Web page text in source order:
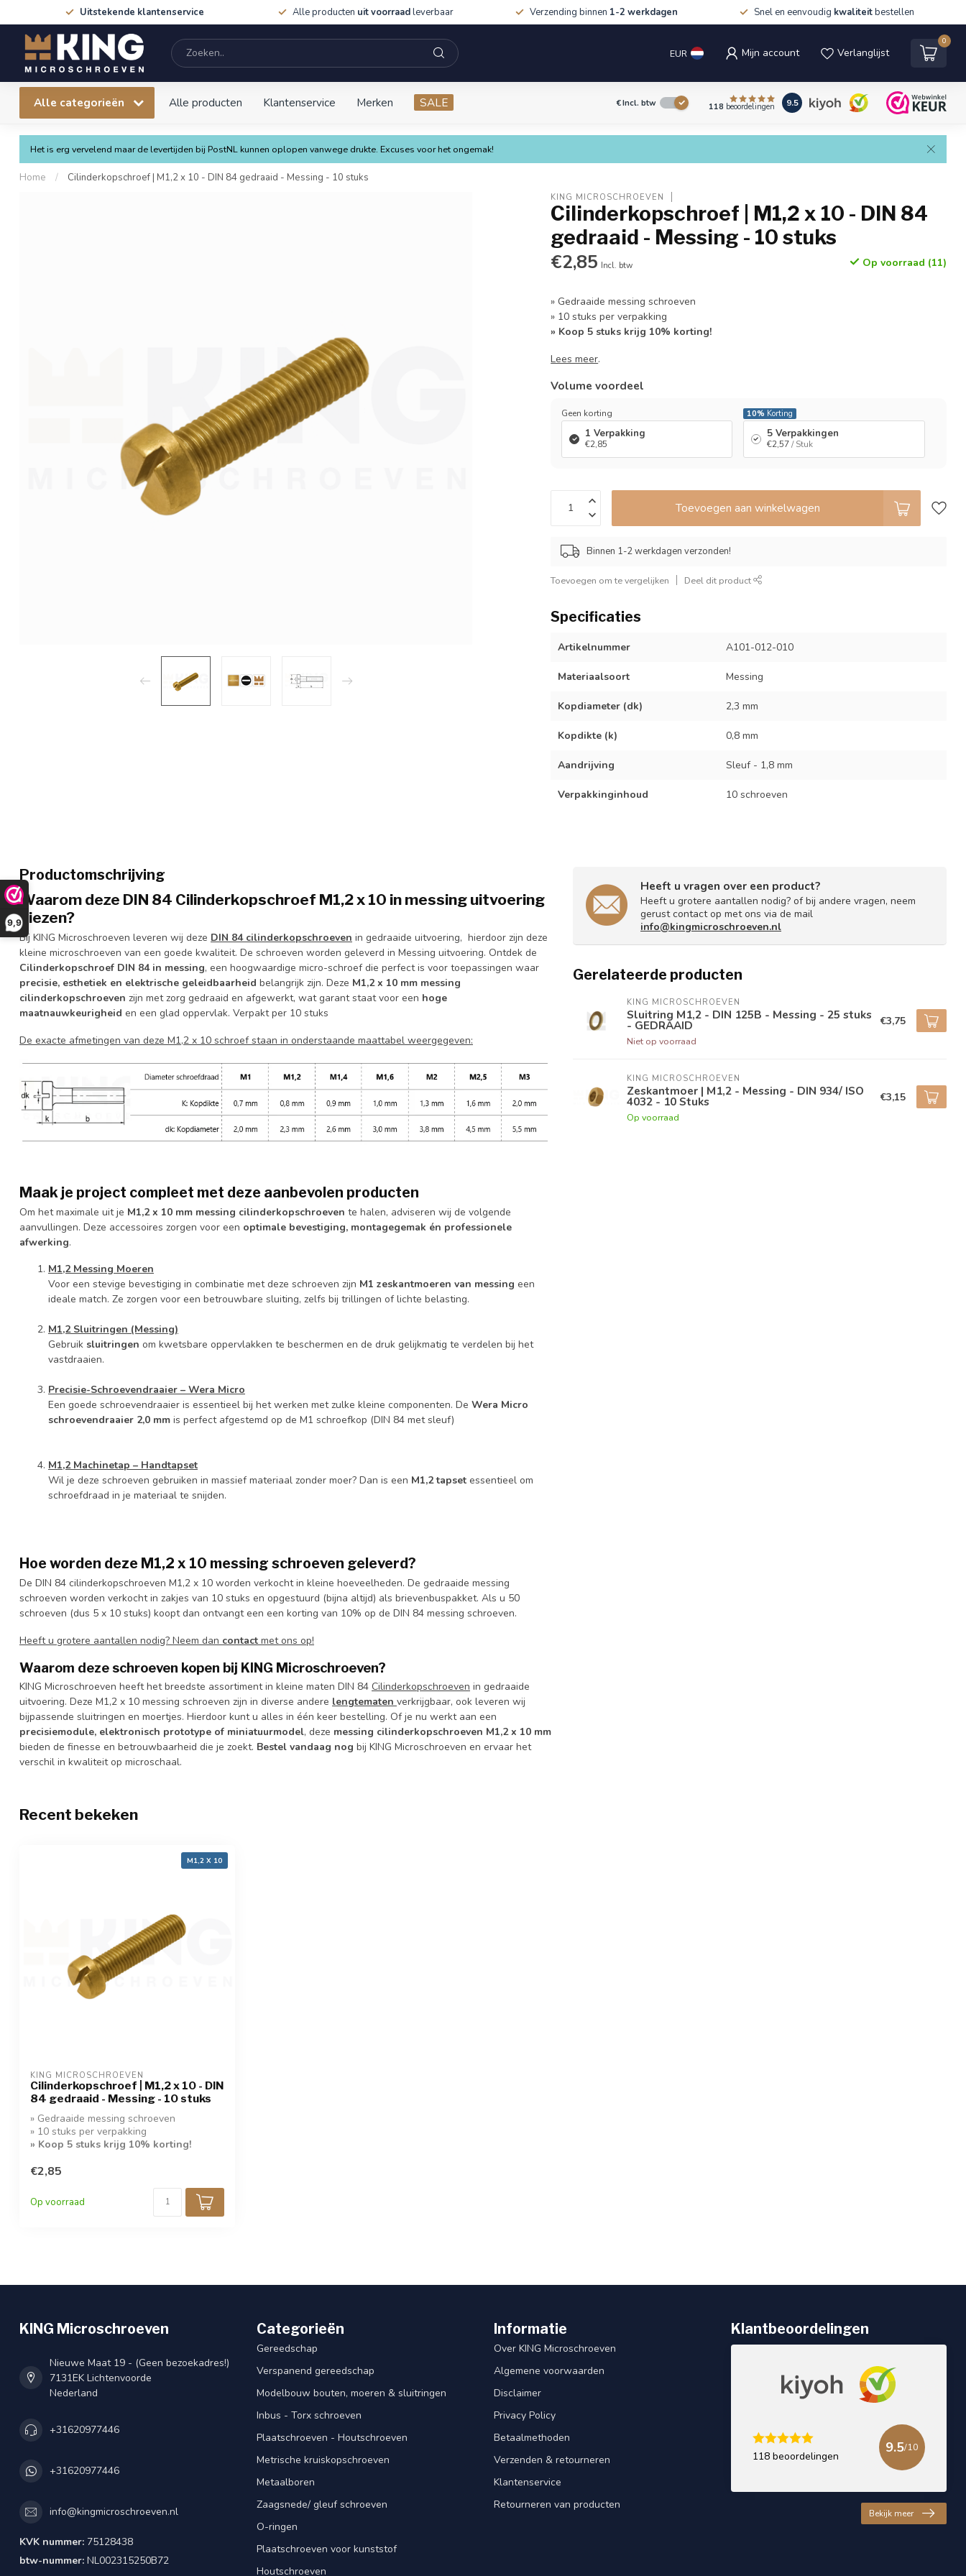
9,9
Uitstekende klantenservice Alle producten uit voorraadleverbaar Verzending binnen 1-2 werkdagen Snel en eenvoudig kwaliteitbestellen
EUR Mijn account Verlanglijst
0
Alle categorieën Alle producten Klantenservice Merken SALE €Incl. btw 118 beoordelingen 9.5
Het is erg vervelend maar de levertijden bij PostNL kunnen oplopen vanwege drukte. Excuses voor het ongemak!
Home / Cilinderkopschroef | M1,2 x 10 - DIN 84 gedraaid - Messing - 10 stuks
KING MICROSCHROEVEN
Cilinderkopschroef | M1,2 x 10 - DIN 84
gedraaid - Messing - 10 stuks
€2,85 Incl. btw Op voorraad (11)
» Gedraaide messing schroeven
» 10 stuks per verpakking
» Koop 5 stuks krijg 10% korting!
Lees meer.
Volume voordeel
Geen korting
1 Verpakking
€2,85
10% Korting
5 Verpakkingen
€2,57 / Stuk
Toevoegen aan winkelwagen
Binnen 1-2 werkdagen verzonden!
Toevoegen om te vergelijken Deel dit product
Specificaties
Artikelnummer A101-012-010
Materiaalsoort Messing
Kopdiameter (dk) 2,3 mm
Kopdikte (k) 0,8 mm
Aandrijving Sleuf - 1,8 mm
Verpakkinginhoud 10 schroeven
Productomschrijving
Waarom deze DIN 84 Cilinderkopschroef M1,2 x 10 in messing uitvoering
kiezen?
Bij KING Microschroeven leveren wij deze DIN 84 cilinderkopschroeven in gedraaide uitvoering, hierdoor zijn deze
kleine microschroeven van een goede kwaliteit. De schroeven worden geleverd in Messing uitvoering. Ontdek de
Cilinderkopschroef DIN 84 in messing, een hoogwaardige micro-schroef die perfect is voor toepassingen waar
precisie, esthetiek en elektrische geleidbaarheid belangrijk zijn. Deze M1,2 x 10 mm messing
cilinderkopschroeven zijn met zorg gedraaid en afgewerkt, wat garant staat voor een hoge
maatnauwkeurigheid en een glad oppervlak. Verpakt per 10 stuks
De exacte afmetingen van deze M1,2 x 10 schroef staan in onderstaande maattabel weergegeven:
Maak je project compleet met deze aanbevolen producten
Om het maximale uit je M1,2 x 10 mm messing cilinderkopschroeven te halen, adviseren wij de volgende
aanvullingen. Deze accessoires zorgen voor een optimale bevestiging, montagegemak én professionele
afwerking.
M1,2 Messing Moeren
Voor een stevige bevestiging in combinatie met deze schroeven zijn M1 zeskantmoeren van messing een
ideale match. Ze zorgen voor een betrouwbare sluiting, zelfs bij trillingen of lichte belasting.
M1,2 Sluitringen (Messing)
Gebruik sluitringen om kwetsbare oppervlakken te beschermen en de druk gelijkmatig te verdelen bij het
vastdraaien.
Precisie-Schroevendraaier – Wera Micro
Een goede schroevendraaier is essentieel bij het werken met zulke kleine componenten. De Wera Micro
schroevendraaier 2,0 mm is perfect afgestemd op de M1 schroefkop (DIN 84 met sleuf)
M1,2 Machinetap – Handtapset
Wil je deze schroeven gebruiken in massief materiaal zonder moer? Dan is een M1,2 tapset essentieel om
schroefdraad in je materiaal te snijden.
Hoe worden deze M1,2 x 10 messing schroeven geleverd?
De DIN 84 cilinderkopschroeven M1,2 x 10 worden verkocht in kleine hoeveelheden. De gedraaide messing
schroeven worden verkocht in zakjes van 10 stuks en opgestuurd (bijna altijd) als brievenbuspakket. Als u 50
schroeven (dus 5 x 10 stuks) koopt dan ontvangt een een korting van 10% op de DIN 84 messing schroeven.
Heeft u grotere aantallen nodig? Neem dan contact met ons op!
Waarom deze schroeven kopen bij KING Microschroeven?
KING Microschroeven heeft het breedste assortiment in kleine maten DIN 84 Cilinderkopschroeven in gedraaide
uitvoering. Deze M1,2 x 10 messing schroeven zijn in diverse andere lengtematen verkrijgbaar, ook leveren wij
bijpassende sluitringen en moertjes. Hierdoor kunt u alles in één keer bestelling. Of je nu werkt aan een
precisiemodule, elektronisch prototype of miniatuurmodel, deze messing cilinderkopschroeven M1,2 x 10 mm
bieden de finesse en betrouwbaarheid die je zoekt. Bestel vandaag nog bij KING Microschroeven en ervaar het
verschil in kwaliteit op microschaal.
Heeft u vragen over een product?
Heeft u grotere aantallen nodig? of bij andere vragen, neem
gerust contact op met ons via de mail
info@kingmicroschroeven.nl
Gerelateerde producten
KING MICROSCHROEVEN
Sluitring M1,2 - DIN 125B - Messing - 25 stuks
- GEDRAAID
Niet op voorraad
€3,75
KING MICROSCHROEVEN
Zeskantmoer | M1,2 - Messing - DIN 934/ ISO
4032 - 10 Stuks
Op voorraad
€3,15
Recent bekeken
M1,2 X 10
KING MICROSCHROEVEN
Cilinderkopschroef | M1,2 x 10 - DIN
84 gedraaid - Messing - 10 stuks
» Gedraaide messing schroeven
» 10 stuks per verpakking
» Koop 5 stuks krijg 10% korting!
€2,85
Op voorraad
KING Microschroeven
Nieuwe Maat 19 - (Geen bezoekadres!)
7131EK Lichtenvoorde
Nederland
+31620977446
+31620977446
info@kingmicroschroeven.nl
KVK nummer: 75128438
btw-nummer: NL002315250B72
Categorieën
Gereedschap
Verspanend gereedschap
Modelbouw bouten, moeren & sluitringen
Inbus - Torx schroeven
Plaatschroeven - Houtschroeven
Metrische kruiskopschroeven
Metaalboren
Zaagsnede/ gleuf schroeven
O-ringen
Plaatschroeven voor kunststof
Houtschroeven
Informatie
Over KING Microschroeven
Algemene voorwaarden
Disclaimer
Privacy Policy
Betaalmethoden
Verzenden & retourneren
Klantenservice
Retourneren van producten
Klantbeoordelingen
118 beoordelingen
9.5/10
Bekijk meer